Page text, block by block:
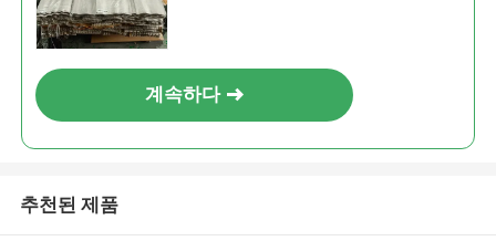
계속하다
추천된 제품